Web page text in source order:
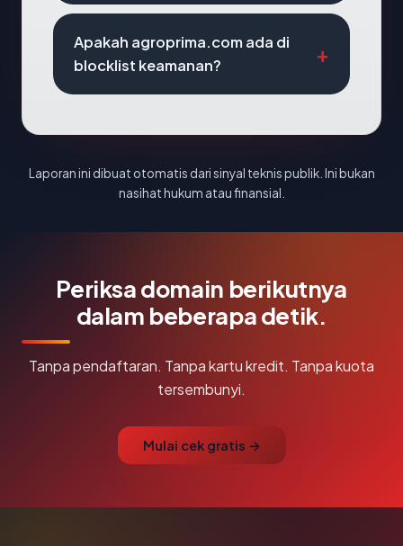
Apakah agroprima.com ada di
blocklist keamanan?
Laporan ini dibuat otomatis dari sinyal teknis publik. Ini bukan
nasihat hukum atau finansial.
Periksa domain berikutnya
dalam beberapa detik.
Tanpa pendaftaran. Tanpa kartu kredit. Tanpa kuota
tersembunyi.
Mulai cek gratis →